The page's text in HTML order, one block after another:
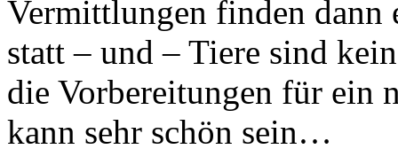
Vermittlungen finden dann
statt – und – Tiere sind
die Vorbereitungen für ein
kann sehr schön sein…